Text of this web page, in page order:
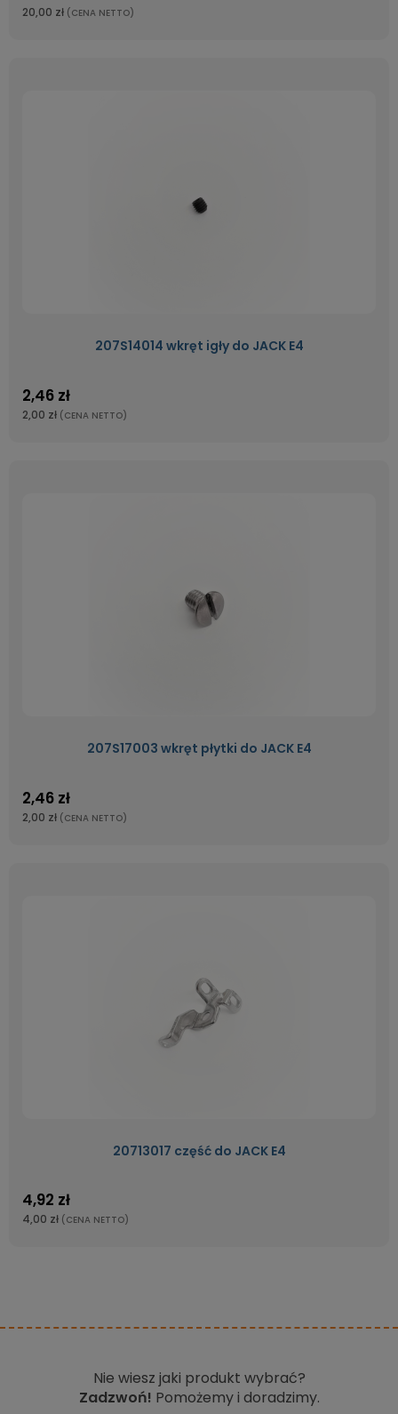
20,00 zł (CENA NETTO)
207S14014 wkręt igły do JACK E4
2,46 zł
2,00 zł (CENA NETTO)
207S17003 wkręt płytki do JACK E4
2,46 zł
2,00 zł (CENA NETTO)
20713017 część do JACK E4
4,92 zł
4,00 zł (CENA NETTO)
Nie wiesz jaki produkt wybrać?
Zadzwoń! Pomożemy i doradzimy.